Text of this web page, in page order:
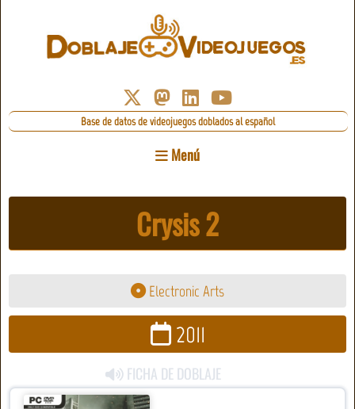
Base de datos de videojuegos doblados al español
Menú
Crysis 2
Electronic Arts
2011
FICHA DE DOBLAJE